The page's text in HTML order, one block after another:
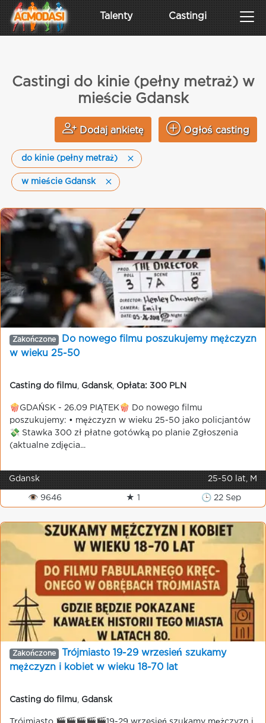
Talenty Castingi
Castingi do kinie (pełny metraż) w
mieście Gdansk
Dodaj ankietę Ogłoś casting
do kinie (pełny metraż)
w mieście Gdansk
Zakończone
Do nowego filmu poszukujemy mężczyzn
w wieku 25-50
Casting do filmu Gdansk, Opłata: 300 PLN
🍿GDAŃSK - 26.09 PIĄTEK🍿 Do nowego filmu
poszukujemy: • mężczyzn w wieku 25-50 jako policjantów
💸 Stawka 300 zł płatne gotówką po planie Zgłoszenia
(aktualne zdjęcia...
Gdansk 25-50 lat, M
👁 9646 ★ 1 🕒 22 Sep
Zakończone
Trójmiasto 19-29 wrzesień szukamy
mężczyzn i kobiet w wieku 18-70 lat
Casting do filmu Gdansk